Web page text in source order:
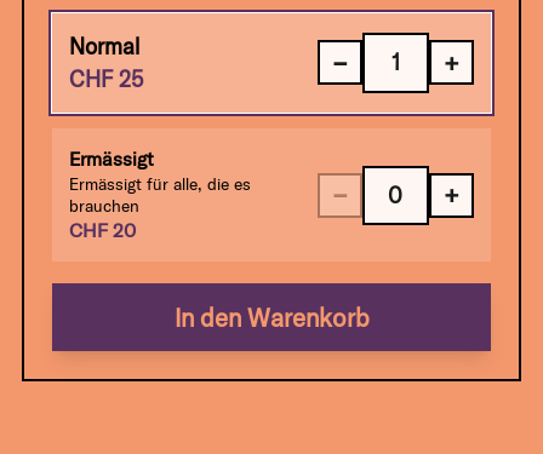
Normal
CHF25
− +
Ermässigt
Ermässigt für alle, die es
brauchen
CHF20
− +
In den Warenkorb